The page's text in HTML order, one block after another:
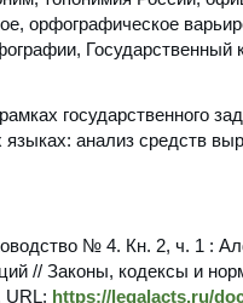
орфографическое
Государственный
государственного
языках: анализ средств
№ 4. Кн. 2, ч. 1 :
// Законы, кодексы и
URL: https://legalacts.ru/